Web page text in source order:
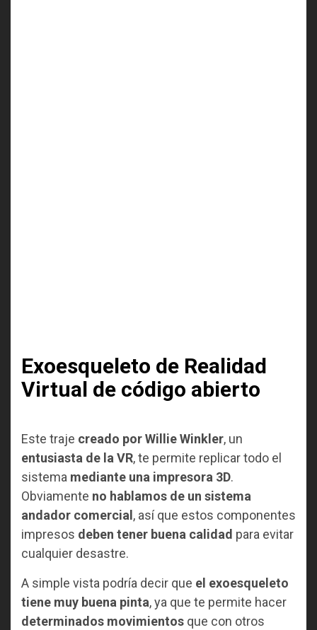
Exoesqueleto de Realidad
Virtual de código abierto
Este traje creado por Willie Winkler, un
entusiasta de la VR, te permite replicar todo el
sistema mediante una impresora 3D.
Obviamente no hablamos de un sistema
andador comercial , así que estos componentes
impresos deben tener buena calidad para evitar
cualquier desastre.
A simple vista podría decir que el exoesqueleto
tiene muy buena pinta, ya que te permite hacer
determinados movimientos que con otros